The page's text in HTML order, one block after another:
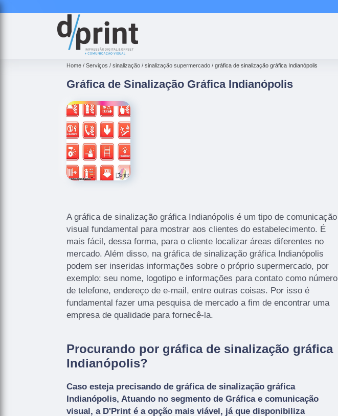
Home Serviços sinalização sinalização supermercado gráfica de sinalização gráfica Indianópolis
Gráfica de Sinalização Gráfica Indianópolis
A gráfica de sinalização gráfica Indianópolis é um tipo de comunicação
visual fundamental para mostrar aos clientes do estabelecimento. É
mais fácil, dessa forma, para o cliente localizar áreas diferentes no
mercado. Além disso, na gráfica de sinalização gráfica Indianópolis
podem ser inseridas informações sobre o próprio supermercado, por
exemplo: seu nome, logotipo e informações para contato como número
de telefone, endereço de e-mail, entre outras coisas. Por isso é
fundamental fazer uma pesquisa de mercado a fim de encontrar uma
empresa de qualidade para fornecê-la.
Procurando por gráfica de sinalização gráfica
Indianópolis?
Caso esteja precisando de gráfica de sinalização gráfica
Indianópolis, Atuando no segmento de Gráfica e comunicação
visual, a D'Print é a opção mais viável, já que disponibiliza